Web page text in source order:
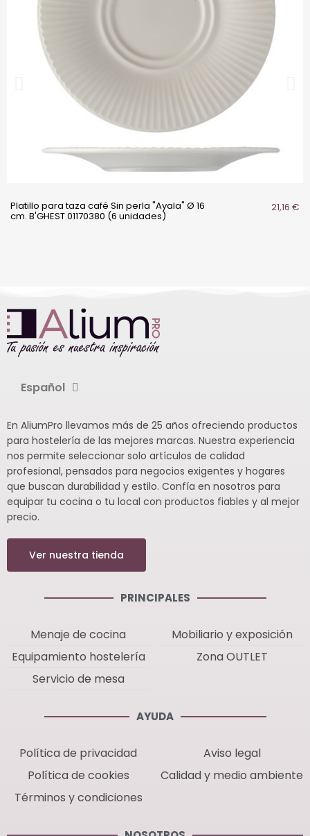
Platillo para taza café Sin perla "Ayala" Ø 16
cm. B'GHEST 01170380 (6 unidades)
21,16 €
Español
En AliumPro llevamos más de 25 años ofreciendo productos
para hostelería de las mejores marcas. Nuestra experiencia
nos permite seleccionar solo artículos de calidad
profesional, pensados para negocios exigentes y hogares
que buscan durabilidad y estilo. Confía en nosotros para
equipar tu cocina o tu local con productos fiables y al mejor
precio.
Ver nuestra tienda
PRINCIPALES
Menaje de cocina
Equipamiento hostelería
Servicio de mesa
Mobiliario y exposición
Zona OUTLET
AYUDA
Política de privacidad
Política de cookies
Términos y condiciones
Aviso legal
Calidad y medio ambiente